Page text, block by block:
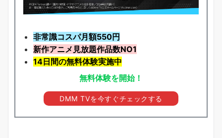
非常識コスパ月額550円
新作アニメ見放題作品数NO1
14日間の無料体験実施中
無料体験を開始！
DMM TVを今すぐチェックする